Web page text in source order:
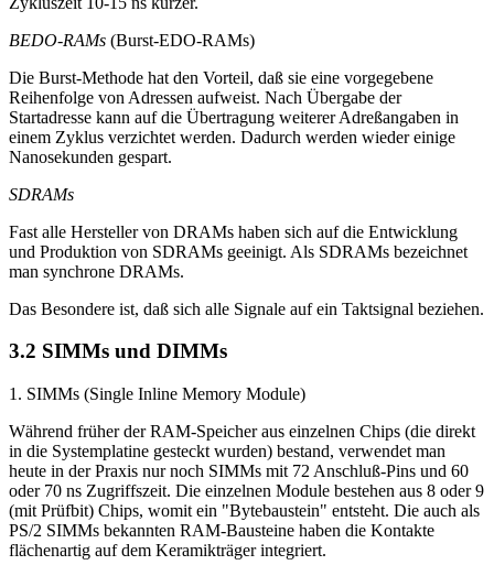
BEDO-RAMs (Burst-EDO-RAMs)
Die Burst-Methode hat den Vorteil, daß sie eine vorgegebene
Reihenfolge von Adressen aufweist. Nach Übergabe der
Startadresse kann auf die Übertragung weiterer Adreßangaben in
einem Zyklus verzichtet werden. Dadurch werden wieder einige
Nanosekunden gespart.
SDRAMs
Fast alle Hersteller von DRAMs haben sich auf die Entwicklung
und Produktion von SDRAMs geeinigt. Als SDRAMs bezeichnet
man synchrone DRAMs.
Das Besondere ist, daß sich alle Signale auf ein Taktsignal beziehen.
3.2 SIMMs und DIMMs
1. SIMMs (Single Inline Memory Module)
Während früher der RAM-Speicher aus einzelnen Chips (die direkt
in die Systemplatine gesteckt wurden) bestand, verwendet man
heute in der Praxis nur noch SIMMs mit 72 Anschluß-Pins und 60
oder 70 ns Zugriffszeit. Die einzelnen Module bestehen aus 8 oder 9
(mit Prüfbit) Chips, womit ein "Bytebaustein" entsteht. Die auch als
PS/2 SIMMs bekannten RAM-Bausteine haben die Kontakte
flächenartig auf dem Keramikträger integriert.